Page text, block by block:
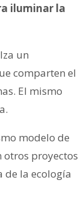
iluminar la
un
comparten el
El mismo
modelo de
proyectos
la ecología